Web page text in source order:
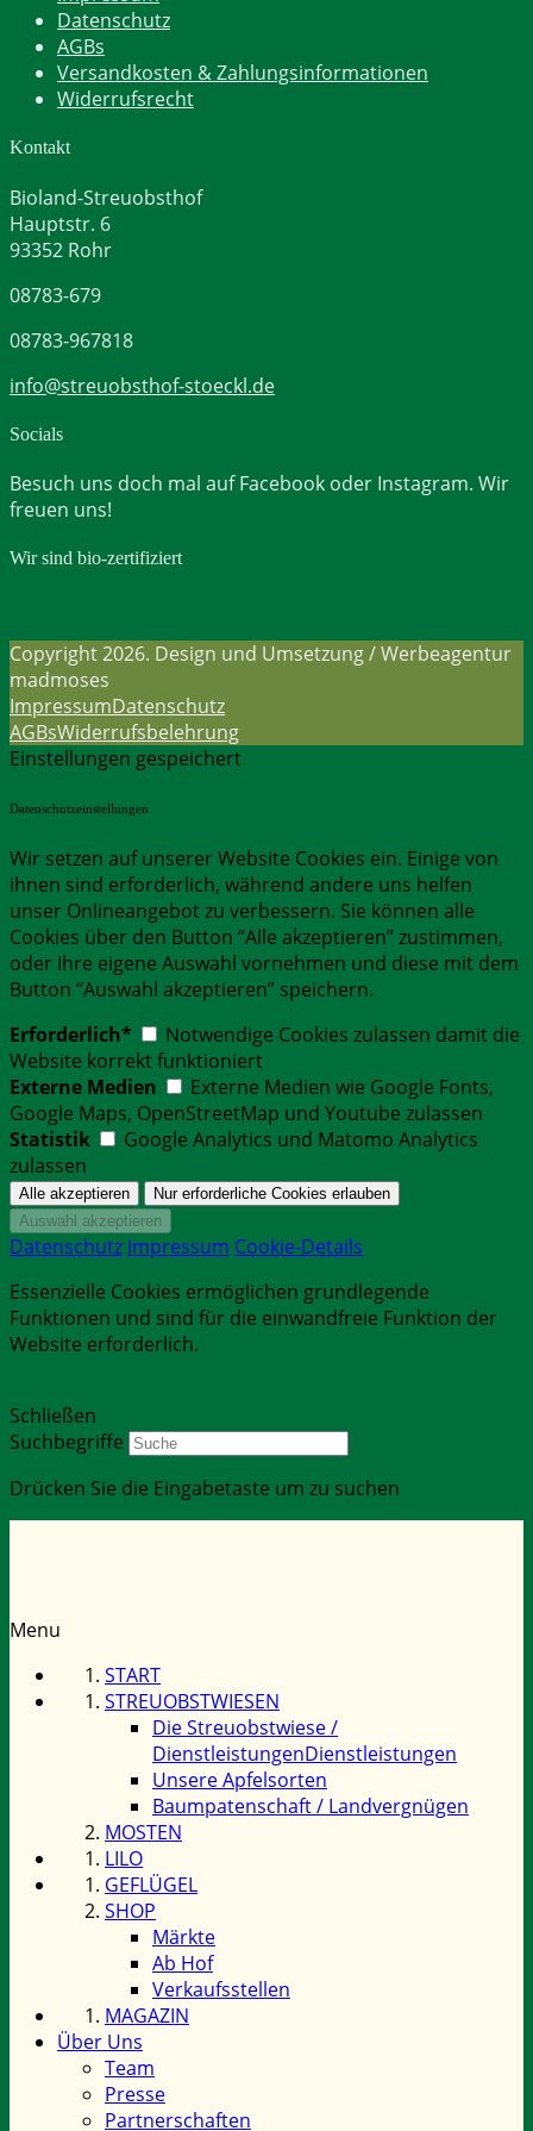
Datenschutz
AGBs
Versandkosten & Zahlungsinformationen
Widerrufsrecht
Kontakt
Bioland-Streuobsthof
Hauptstr. 6
93352 Rohr
08783-679
08783-967818
info@streuobsthof-stoeckl.de
Socials
Besuch uns doch mal auf Facebook oder Instagram. Wir
freuen uns!
Wir sind bio-zertifiziert
Copyright 2026. Design und Umsetzung / Werbeagentur
madmoses
ImpressumDatenschutz
AGBsWiderrufsbelehrung
Einstellungen gespeichert
Datenschutzeinstellungen
Wir setzen auf unserer Website Cookies ein. Einige von
ihnen sind erforderlich, während andere uns helfen
unser Onlineangebot zu verbessern. Sie können alle
Cookies über den Button “Alle akzeptieren” zustimmen,
oder Ihre eigene Auswahl vornehmen und diese mit dem
Button “Auswahl akzeptieren” speichern.
Erforderlich*
Notwendige Cookies zulassen damit die
Website korrekt funktioniert
Externe Medien
Externe Medien wie Google Fonts,
Google Maps, OpenStreetMap und Youtube zulassen
Statistik
Google Analytics und Matomo Analytics
zulassen
Datenschutz Impressum Cookie-Details
Essenzielle Cookies ermöglichen grundlegende
Funktionen und sind für die einwandfreie Funktion der
Website erforderlich.
Schließen
Suchbegriffe
Drücken Sie die Eingabetaste um zu suchen
Menu
START
STREUOBSTWIESEN
Die Streuobstwiese /
DienstleistungenDienstleistungen
Unsere Apfelsorten
Baumpatenschaft / Landvergnügen
MOSTEN
LILO
GEFLÜGEL
SHOP
Märkte
Ab Hof
Verkaufsstellen
MAGAZIN
Über Uns
Team
Presse
Partnerschaften